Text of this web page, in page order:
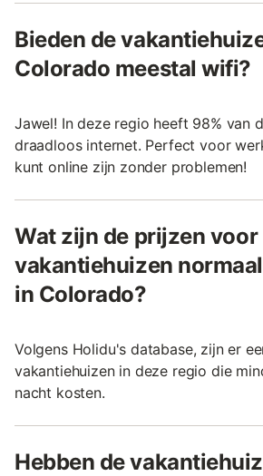
Bieden de
Colorado meestal wifi?
Jawel! In deze regio heeft 98% van
draadloos internet. Perfect voor
kunt online zijn zonder problemen!
Wat zijn de prijzen voor
vakantiehuizen
in Colorado?
Volgens Holidu's database, zijn er
vakantiehuizen in deze regio die
nacht kosten.
Hebben de